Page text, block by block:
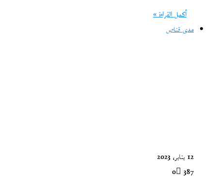
أكمل القراءة »
مدى قناص
12 يناير، 2023
0 387